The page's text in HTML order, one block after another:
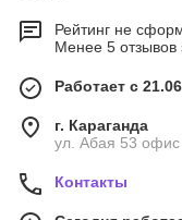
Рейтинг не
Менее 5 отзывов
Работает с
г. Караганда
ул. Абая 53 офис
Контакты